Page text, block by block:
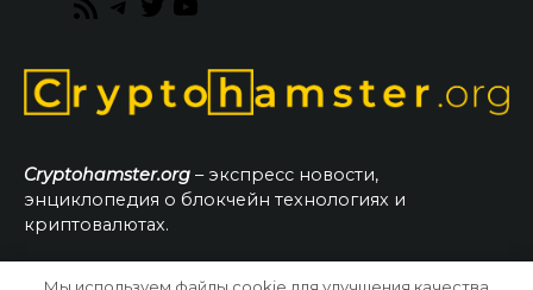
Cryptohamster.org – экспресс новости,
энциклопедия о блокчейн технологиях и
криптовалютах.
Мы используем файлы cookie для улучшения качества